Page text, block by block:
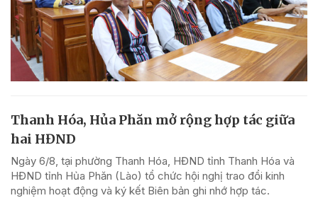
Thanh Hóa, Hủa Phăn mở rộng hợp tác giữa
hai HĐND
Ngày 6/8, tại phường Thanh Hóa, HĐND tỉnh Thanh Hóa và
HĐND tỉnh Hủa Phăn (Lào) tổ chức hội nghị trao đổi kinh
nghiệm hoạt động và ký kết Biên bản ghi nhớ hợp tác.